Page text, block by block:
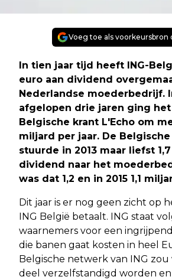
Voeg toe als voorkeursbron
In tien jaar tijd heeft ING-
euro aan dividend
Nederlandse moederbedrijf.
afgelopen drie jaren ging
Belgische krant L'Echo om
miljard per jaar. De Belgische
stuurde in 2013 maar liefst
dividend naar het
was dat 1,2 en in 2015 1,1
Dit jaar is er nog geen zicht op
ING België betaalt. ING staat
waarnemers voor een
die banen gaat kosten in heel
Belgische netwerk van ING
deel verzelfstandigd worden en